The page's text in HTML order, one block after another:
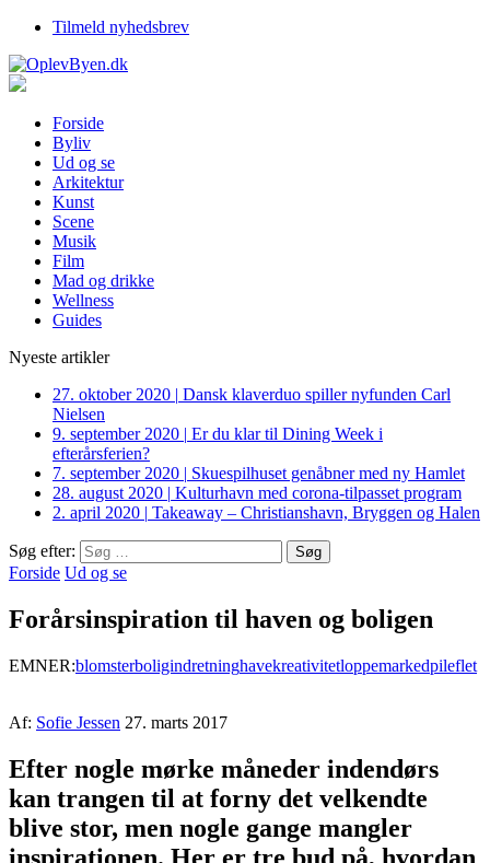
Tilmeld nyhedsbrev
Forside
Byliv
Ud og se
Arkitektur
Kunst
Scene
Musik
Film
Mad og drikke
Wellness
Guides
Nyeste artikler
27. oktober 2020 | Dansk klaverduo spiller nyfunden Carl
Nielsen
9. september 2020 | Er du klar til Dining Week i
efterårsferien?
7. september 2020 | Skuespilhuset genåbner med ny Hamlet
28. august 2020 | Kulturhavn med corona-tilpasset program
2. april 2020 | Takeaway – Christianshavn, Bryggen og Halen
Søg efter:
Forside Ud og se
Forårsinspiration til haven og boligen
EMNER:blomsterboligindretninghavekreativitetloppemarkedpileflet
Af: Sofie Jessen 27. marts 2017
Efter nogle mørke måneder indendørs
kan trangen til at forny det velkendte
blive stor, men nogle gange mangler
inspirationen. Her er tre bud på, hvordan